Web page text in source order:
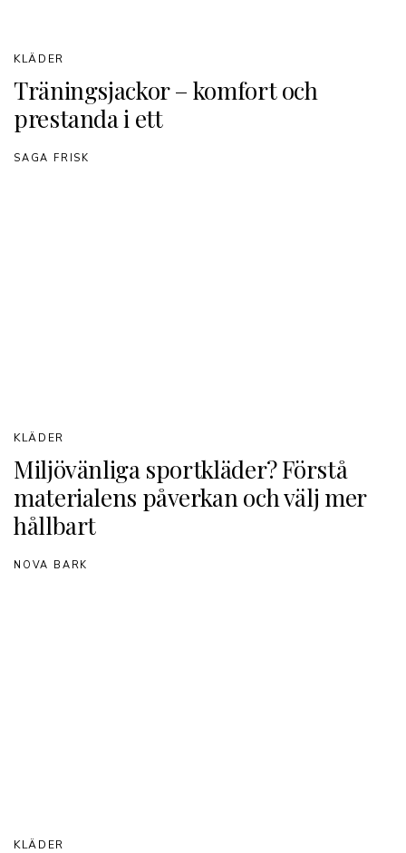
Träningsjackor – komfort och
prestanda i ett
KLÄDER
SAGA FRISK
Miljövänliga sportkläder? Förstå
materialens påverkan och välj mer
hållbart
KLÄDER
NOVA BARK
KLÄDER